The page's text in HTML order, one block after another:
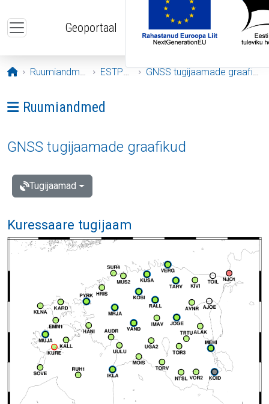
Geoportaal
Avaleht
Ruumiandmed ESTPOS GNSS tugijaamade graafikud
Ava menüü: Ruumiandmed
Ruumiandmed
GNSS tugijaamade graafikud
Tugijaamad
Kuressaare tugijaam